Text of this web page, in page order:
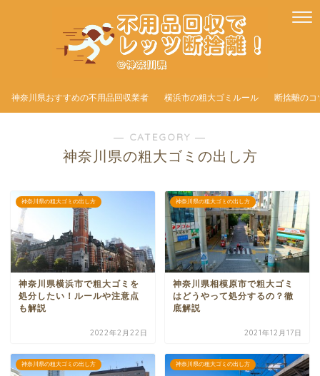
神奈川県おすすめの不用品回収業者 横浜市の粗大ゴミルール 断捨離のコ
― CATEGORY ―
神奈川県の粗大ゴミの出し方
神奈川県の粗大ゴミの出し方
神奈川県横浜市で粗大ゴミを
処分したい！ルールや注意点
も解説
2022年2月22日
神奈川県の粗大ゴミの出し方
神奈川県相模原市で粗大ゴミ
はどうやって処分するの？徹
底解説
2021年12月17日
神奈川県の粗大ゴミの出し方 神奈川県の粗大ゴミの出し方